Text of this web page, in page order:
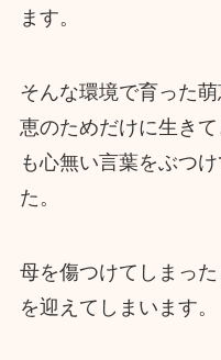
ます。
そんな環境で育った
恵のためだけに生き
も心無い言葉をぶつ
た。
母を傷つけてしまっ
を迎えてしまいます。